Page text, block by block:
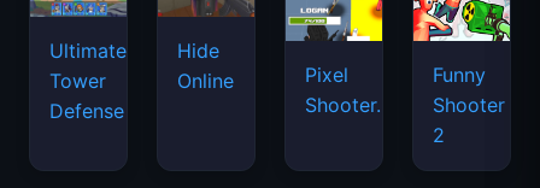
Ultimate
Tower
Defense
Hide
Online
Pixel
Shooter.IO
Funny
Shooter
2